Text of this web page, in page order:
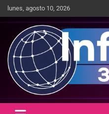
lunes, agosto 10, 2026
infored360.mx
Un giro en la información